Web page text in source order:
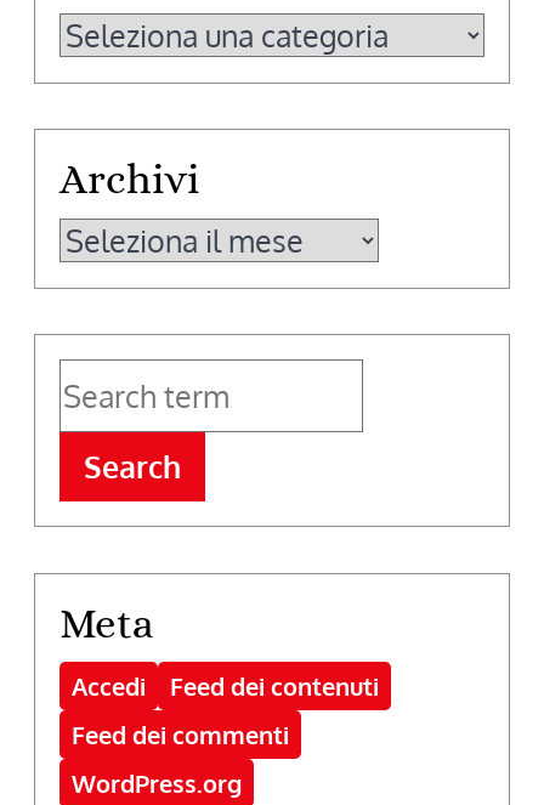
Categorie
Archivi
Archivi
Search
Meta
Accedi
Feed dei contenuti
Feed dei commenti
WordPress.org